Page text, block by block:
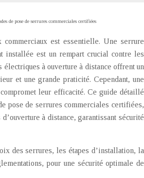
de pose de serrures commerciales certifiées
commerciaux est essentielle. Une serrure
installée est un rempart crucial contre les
électriques à ouverture à distance offrent un
et une grande praticité. Cependant, une
leur efficacité. Ce guide détaillé
pose de serrures commerciales certifiées,
à distance, garantissant sécurité
des serrures, les étapes d’installation, la
pour une sécurité optimale de